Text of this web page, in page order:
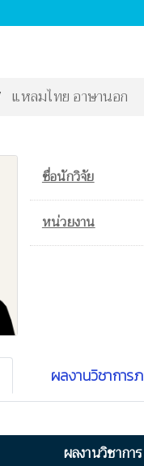
แหลมไทย อาษานอก
ชื่อนักวิจัย
หน่วยงาน
ผลงานวิชาการ
ผลงานวิชาการ